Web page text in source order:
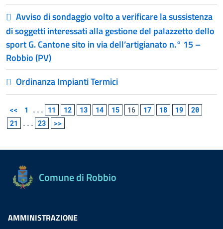
Avviso di sondaggio volto a verificare la sussistenza
di soggetti interessati alla gestione del palazzetto dello
sport G. Cantone sito in via dell’artigianato n.° 15 –
Robbio (PV)
Ordinanza Impianti Termici
<< 1 ... 11 12 13 14 15 16 17 18 19
20
21
... 23 >>
Comune di Robbio
AMMINISTRAZIONE